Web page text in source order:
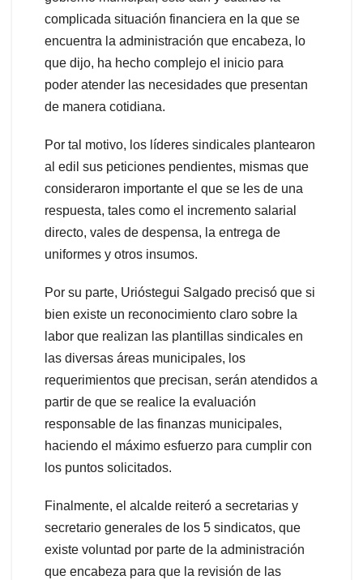
complicada situación financiera en la que se
encuentra la administración que encabeza, lo
que dijo, ha hecho complejo el inicio para
poder atender las necesidades que presentan
de manera cotidiana.
Por tal motivo, los líderes sindicales plantearon
al edil sus peticiones pendientes, mismas que
consideraron importante el que se les de una
respuesta, tales como el incremento salarial
directo, vales de despensa, la entrega de
uniformes y otros insumos.
Por su parte, Urióstegui Salgado precisó que si
bien existe un reconocimiento claro sobre la
labor que realizan las plantillas sindicales en
las diversas áreas municipales, los
requerimientos que precisan, serán atendidos a
partir de que se realice la evaluación
responsable de las finanzas municipales,
haciendo el máximo esfuerzo para cumplir con
los puntos solicitados.
Finalmente, el alcalde reiteró a secretarias y
secretario generales de los 5 sindicatos, que
existe voluntad por parte de la administración
que encabeza para que la revisión de las